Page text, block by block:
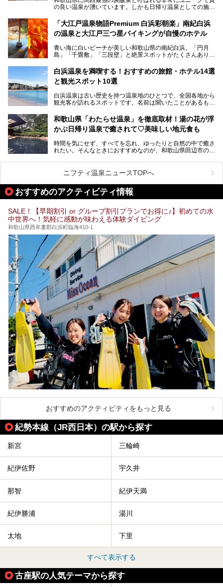
───
提供元：那智勝浦町【PR】
この記事は那智勝浦町のPR記事です。
の良い温泉が湧いています。しかも日帰り温泉としての施設
薬師の湯」。朝一番のお風呂にはパリパリシャリシャリと膜
が張って、それを砕きながら入浴できるとか！
ンチに人気のお食事処メニューも紹介しちゃいます！
「大江戸温泉物語Premium 白浜彩朝楽」南紀白浜
の温泉と大江戸三つ星バイキングが自慢のホテル
青い海に白いビーチが美しい和歌山県の南紀白浜。「円月
島」「千畳敷」「三段壁」と絶景スポットがたくさんありま
場する歴史の古さから日本三古湯の一つにも。
そんな「南紀白浜温泉」の「大江戸温泉物語Premium 白浜
グ」がスタートしました。温泉＆バイキング＆レジャースポ
ットとしてのこのホテルの魅力をたっぷり体験してきたので
───
提供元：大江戸温泉物語ホテルズ＆リゾーツ株式会社【P
この記事は大江戸温泉物語Premium 白浜彩朝楽のPR記事で
す。
白浜温泉を満喫する！おすすめの旅館・ホテル14選
と観光スポット10選
白浜温泉は古い歴史を持つ温泉地のひとつで、全国各地から
観光客が訪れるスポットです。名前は聞いたことがあるもの
か、実は知らない方も多いのではないでしょうか。
そこで今回は、白浜温泉ビギナー向けの基本情報をご紹介し
浜温泉を訪れるなら外せない観光スポットも合わせてご紹介
します。
和歌山県「わたらせ温泉」を徹底取材！湯の花が浮
かぶ日帰り温泉で癒されて♡美味しい地元食も
時間を気にせず、すべてを忘れ、ゆったりと自然の中で癒さ
れたい。そんなときにおすすめなのが、和歌山県田辺市の
の豊かな山々を眺めながら、どんどん期待が膨らみますよ。
「わたらせ温泉」では、温泉に入れるだけではなく、地元の
特産品を使った食事をいただける「露天食堂」でお腹も満た
すことができます。ぜひチェックしてくださいね。
ニフティ温泉ニュースTOPへ
おすすめのアクティビティ情報
SALE！【早期割引 or グループ割引プランでお得に♪】初めての水
中世界へ！気軽に感動が味わえる体験ダイビング
和歌山県西牟婁郡白浜町臨海410-1
おすすめのアクティビティをもっと見る
紀勢本線（JR西日本）の駅から探す
新宮 三輪崎
紀伊佐野 宇久井
那智 紀伊天満
紀伊勝浦 湯川
太地 下里
すべて表示する
古座駅の人気テーマから探す